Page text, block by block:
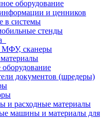
оборудование
и ценников
в системы
стенды
сканеры
оборудование
документов (шредеры)
и расходные материалы
машины и материалы для